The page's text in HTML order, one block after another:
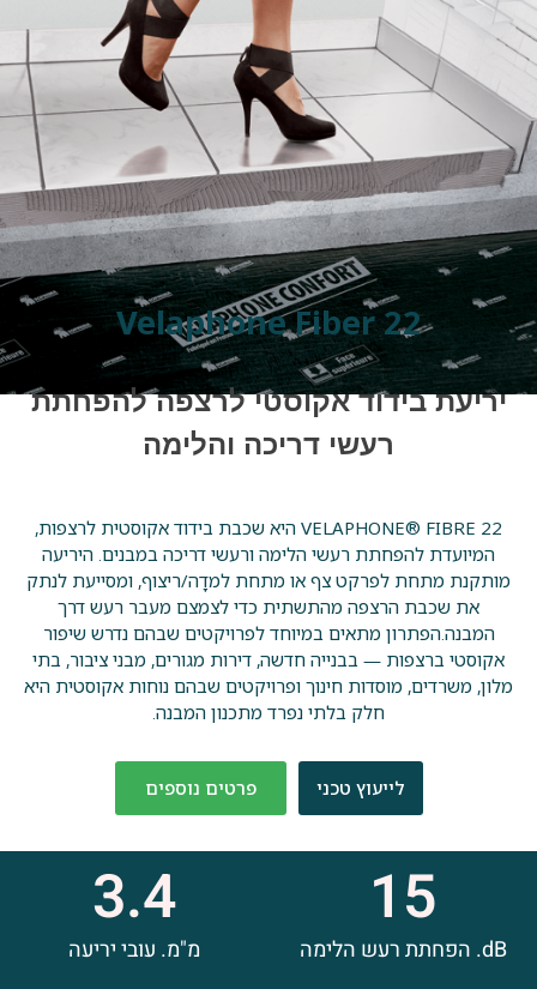
Velaphone Fiber 22
יריעת בידוד אקוסטי לרצפה להפחתת
רעשי דריכה והלימה
VELAPHONE® FIBRE 22 היא שכבת בידוד אקוסטית לרצפות,
המיועדת להפחתת רעשי הלימה ורעשי דריכה במבנים. היריעה
מותקנת מתחת לפרקט צף או מתחת למדָה/ריצוף, ומסייעת לנתק
את שכבת הרצפה מהתשתית כדי לצמצם מעבר רעש דרך
המבנה.הפתרון מתאים במיוחד לפרויקטים שבהם נדרש שיפור
אקוסטי ברצפות — בבנייה חדשה, דירות מגורים, מבני ציבור, בתי
מלון, משרדים, מוסדות חינוך ופרויקטים שבהם נוחות אקוסטית היא
חלק בלתי נפרד מתכנון המבנה.
לייעוץ טכני פרטים נוספים
dB. הפחתת רעש הלימה
15
מ"מ. עובי יריעה
3.4
סל קניות